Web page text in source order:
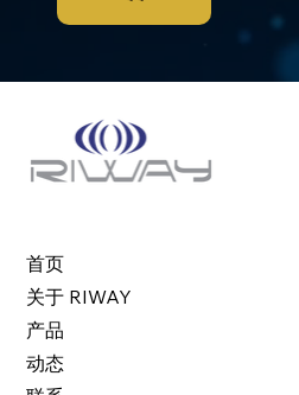
首页
关于 RIWAY
产品
动态